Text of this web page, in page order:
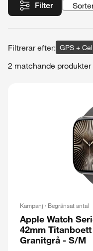
Filter
GPS +
2 matchande produkter
Kampanj · Begränsat antal
Apple Watch
42mm
Granitgrå - S/M